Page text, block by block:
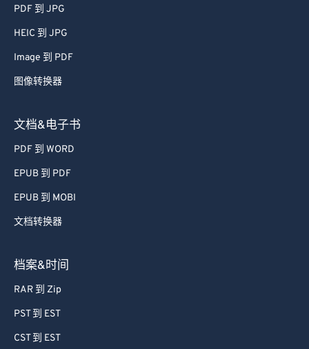
PDF 到 JPG
HEIC 到 JPG
Image 到 PDF
图像转换器
文档&电子书
PDF 到 WORD
EPUB 到 PDF
EPUB 到 MOBI
文档转换器
档案&时间
RAR 到 Zip
PST 到 EST
CST 到 EST